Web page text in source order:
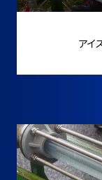
アイ